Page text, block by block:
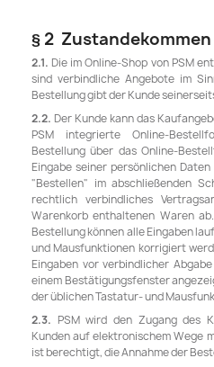
§ 2
2.1. Die im Online-Shop von PSM
sind verbindliche Angebote im
Bestellung gibt der Kunde
2.2. Der Kunde kann das
PSM integrierte Online-
Bestellung über das Online-
Eingabe seiner persönlichen
"Bestellen" im abschließenden
rechtlich verbindliches
Warenkorb enthaltenen Waren
Bestellung können alle Eingaben
und Mausfunktionen korrigiert
Eingaben vor verbindlicher
einem Bestätigungsfenster
der üblichen Tastatur- und
2.3. PSM wird den Zugang des
Kunden auf elektronischem Wege
ist berechtigt, die Annahme der